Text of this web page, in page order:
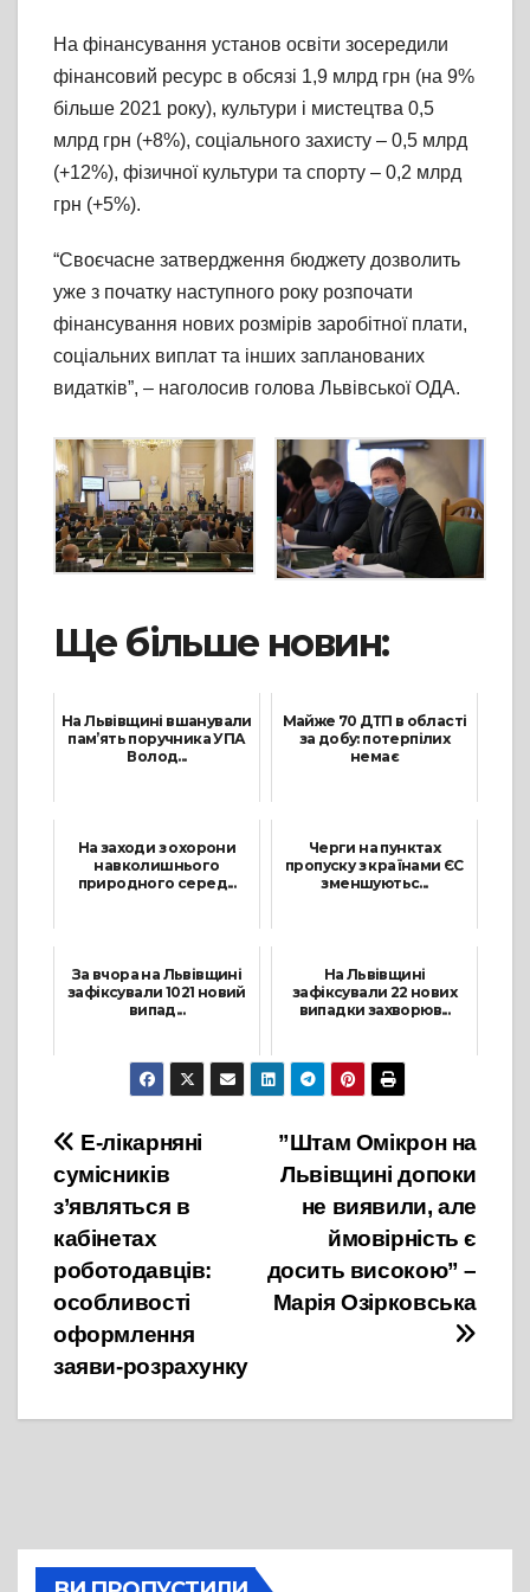
На фінансування установ освіти зосередили
фінансовий ресурс в обсязі 1,9 млрд грн (на 9%
більше 2021 року), культури і мистецтва 0,5
млрд грн (+8%), соціального захисту – 0,5 млрд
(+12%), фізичної культури та спорту – 0,2 млрд
грн (+5%).
“Своєчасне затвердження бюджету дозволить
уже з початку наступного року розпочати
фінансування нових розмірів заробітної плати,
соціальних виплат та інших запланованих
видатків”, – наголосив голова Львівської ОДА.
Ще більше новин:
На Львівщині вшанували
пам’ять поручника УПА
Волод...
Майже 70 ДТП в області
за добу: потерпілих
немає
На заходи з охорони
навколишнього
природного серед...
Черги на пунктах
пропуску з країнами ЄС
зменшуютьс...
За вчора на Львівщині
зафіксували 1021 новий
випад...
10 Листопада, 2021
На Львівщині
зафіксували 22 нових
випадки захворюв...
14 Липня, 2021
Навігація
записів
”Штам Омікрон на
Львівщині допоки
не виявили, але
ймовірність є
досить високою” –
Марія Озірковська
Е-лікарняні
сумісників
з’являться в
кабінетах
роботодавців:
особливості
оформлення
заяви-розрахунку